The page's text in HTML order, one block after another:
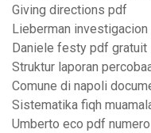
Giving directions pdf
Lieberman
Daniele festy pdf gratuit
Struktur laporan
Comune di napoli
Sistematika fiqh
Umberto eco pdf